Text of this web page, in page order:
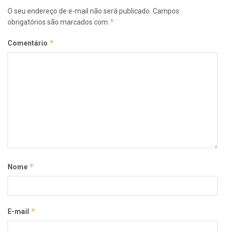
O seu endereço de e-mail não será publicado. Campos
obrigatórios são marcados com *
Comentário *
Nome *
E-mail *